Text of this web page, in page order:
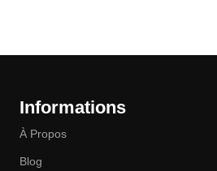
Informations
À Propos
Blog